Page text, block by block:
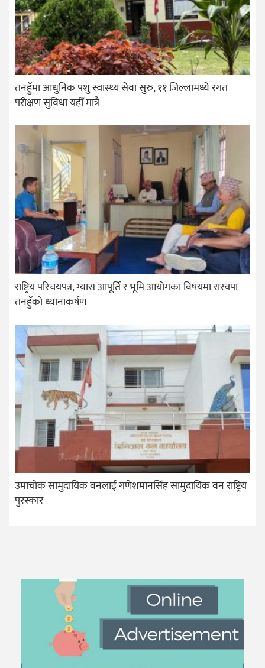
तनहुँमा आधुनिक पशु स्वास्थ्य सेवा सुरु, ११ जिल्लामध्ये रगत
परीक्षण सुविधा यहीँ मात्रै
राष्ट्रिय परिचयपत्र, ग्यास आपूर्ति र भूमि आयोगका विषयमा रास्वपा
तनहुँको ध्यानाकर्षण
उमाचोक सामुदायिक वनलाई गणेशमानसिंह सामुदायिक वन राष्ट्रिय
पुरस्कार